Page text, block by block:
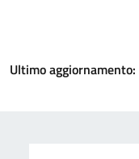
Ultimo aggiornamento: